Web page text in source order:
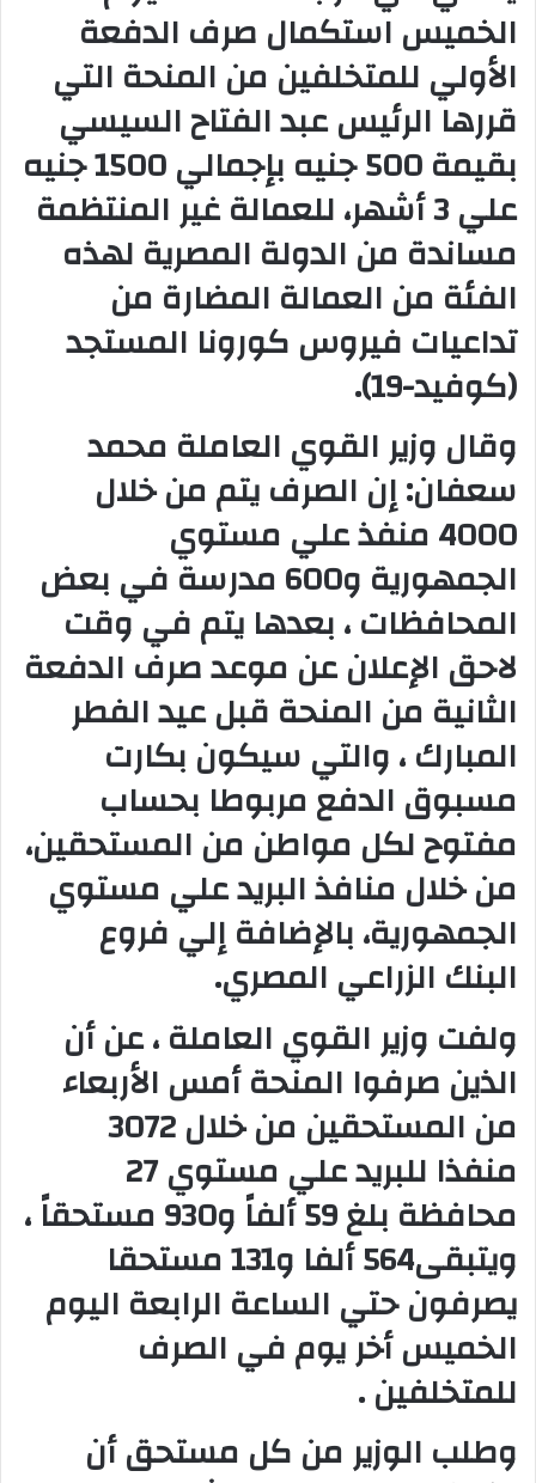
الخميس استكمال صرف الدفعة
الأولي للمتخلفين من المنحة التي
قررها الرئيس عبد الفتاح السيسي
بقيمة 500 جنيه بإجمالي 1500 جنيه
علي 3 أشهر، للعمالة غير المنتظمة
مساندة من الدولة المصرية لهذه
الفئة من العمالة المضارة من
تداعيات فيروس كورونا المستجد
(كوفيد-19).
وقال وزير القوي العاملة محمد
سعفان: إن الصرف يتم من خلال
4000 منفذ علي مستوي
الجمهورية و600 مدرسة في بعض
المحافظات ، بعدها يتم في وقت
لاحق الإعلان عن موعد صرف الدفعة
الثانية من المنحة قبل عيد الفطر
المبارك ، والتي سيكون بكارت
مسبوق الدفع مربوطا بحساب
مفتوح لكل مواطن من المستحقين،
من خلال منافذ البريد علي مستوي
الجمهورية، بالإضافة إلي فروع
البنك الزراعي المصري.
ولفت وزير القوي العاملة ، عن أن
الذين صرفوا المنحة أمس الأربعاء
من المستحقين من خلال 3072
منفذا للبريد علي مستوي 27
محافظة بلغ 59 ألفاً و930 مستحقاً ،
ويتبقى564 ألفا و131 مستحقا
يصرفون حتي الساعة الرابعة اليوم
الخميس أخر يوم في الصرف
للمتخلفين .
وطلب الوزير من كل مستحق أن